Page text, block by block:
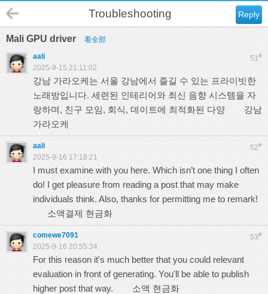
Reply
Troubleshooting
Mali GPU driver 看全部
51#
aali
2025-9-15 21:11:02
강남 가라오케는 서울 강남에서 즐길 수 있는 프라이빗한
노래방입니다. 세련된 인테리어와 최신 음향 시스템을 자
랑하며, 친구 모임, 회식, 데이트에 최적화된 다양 강남
가라오케
52#
aali
2025-9-16 17:18:21
I must examine with you here. Which isn’t one thing I often
do! I get pleasure from reading a post that may make
individuals think. Also, thanks for permitting me to remark!
소액결제 현금화
53#
comewe7091
2025-9-16 20:55:34
For this reason it's much better that you could relevant
evaluation in front of generating. You'll be able to publish
higher post that way. 소액 현금화